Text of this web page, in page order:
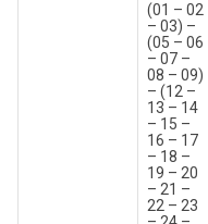
(01 – 02
– 03) –
(05 – 06
– 07 –
08 – 09)
– (12 –
13 – 14
– 15 –
16 – 17
– 18 –
19 – 20
– 21 –
22 – 23